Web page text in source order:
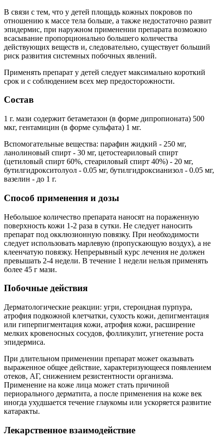
В связи с тем, что у детей площадь кожных покровов по
отношению к массе тела больше, а также недостаточно развит
эпидермис, при наружном применении препарата возможно
всасывание пропорционально большего количества
действующих веществ и, следовательно, существует больший
риск развития системных побочных явлений.
Применять препарат у детей следует максимально короткий
срок и с соблюдением всех мер предосторожности.
Состав
1 г. мази содержит бетаметазон (в форме дипропионата) 500
мкг, гентамицин (в форме сульфата) 1 мг.
Вспомогательные вещества: парафин жидкий - 250 мг,
ланолиновый спирт - 30 мг, цетостеариловый спирт
(цетиловый спирт 60%, стеариловый спирт 40%) - 20 мг,
бутилгидрокситолуол - 0.05 мг, бутилгидроксианизол - 0.05 мг,
вазелин - до 1 г.
Способ применения и дозы
Небольшое количество препарата наносят на пораженную
поверхность кожи 1-2 раза в сутки. Не следует наносить
препарат под окклюзионную повязку. При необходимости
следует использовать марлевую (пропускающую воздух), а не
клеенчатую повязку. Непрерывный курс лечения не должен
превышать 2-4 недели. В течение 1 недели нельзя применять
более 45 г мази.
Побочные действия
Дерматологические реакции: угри, стероидная пурпура,
атрофия подкожной клетчатки, сухость кожи, депигментация
или гиперпигментация кожи, атрофия кожи, расширение
мелких кровеносных сосудов, фолликулит, угнетение роста
эпидермиса.
При длительном применении препарат может оказывать
выраженное общее действие, характеризующееся появлением
отеков, АГ, снижением резистентности организма.
Применение на коже лица может стать причиной
периорального дерматита, а после применения на коже век
иногда ухудшается течение глаукомы или ускоряется развитие
катаракты.
Лекарственное взаимодействие